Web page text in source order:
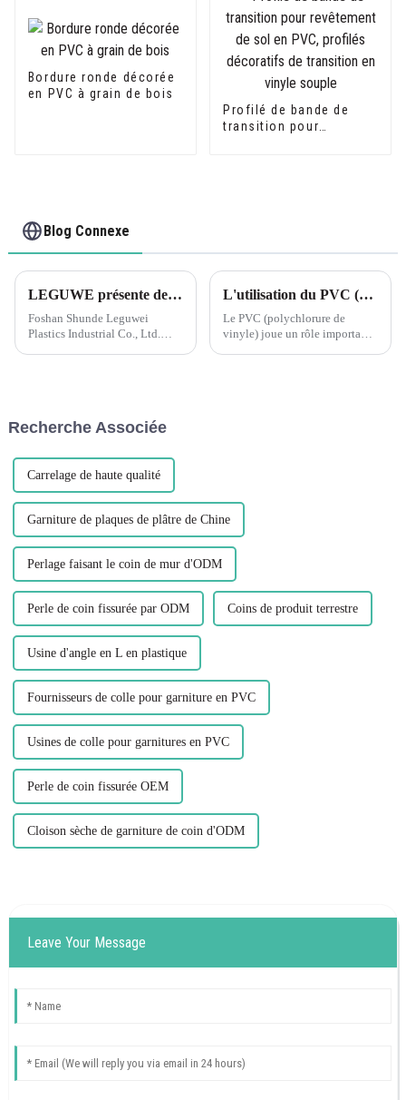
Bordure ronde décorée
en PVC à grain de bois
Profilé de bande de
transition pour
Blog Connexe
LEGUWE présente des solutions plastiques innovantes à ARCHIDEX
Foshan Shunde Leguwei
Plastics Industrial Co., Ltd.
construction...
L'utilisation du PVC (polychlorure de vinyle) dans diverses applications a eu un impact significatif sur l'industrie de la construction.
Le PVC (polychlorure de
vinyle) joue un rôle important
Recherche Associée
Carrelage de haute qualité
Garniture de plaques de plâtre de Chine
Perlage faisant le coin de mur d'ODM
Perle de coin fissurée par ODM Coins de produit terrestre
Usine d'angle en L en plastique
Fournisseurs de colle pour garniture en PVC
Usines de colle pour garnitures en PVC
Perle de coin fissurée OEM
Cloison sèche de garniture de coin d'ODM
Leave Your Message